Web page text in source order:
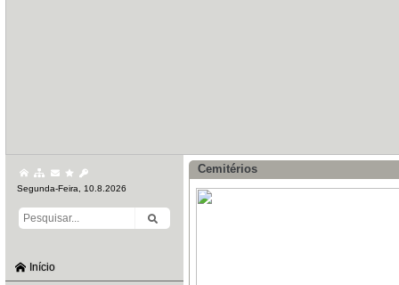
Segunda-Feira, 10.8.2026
Início
Cemitérios